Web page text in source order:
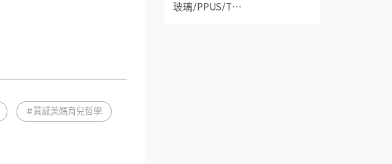
#質感美媽育兒哲學
玻璃/PPUS/T⋯